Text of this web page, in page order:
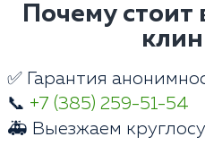
Почему
✅ Гарантия
📞 +7 (385) 259-51-54
🚑 Выезжаем